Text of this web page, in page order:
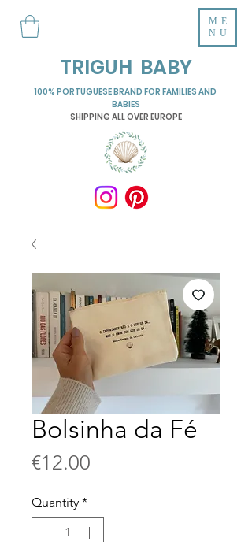
TRIGUH BABY
ME
NU
100% PORTUGUESE BRAND FOR FAMILIES AND
BABIES
SHIPPING ALL OVER EUROPE
Bolsinha da Fé
€12.00
Quantity *